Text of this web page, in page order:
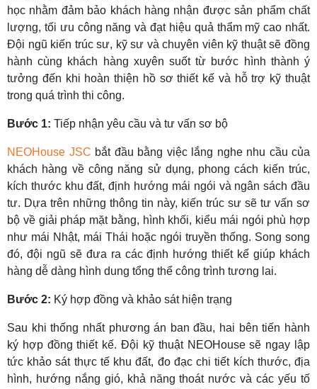
học nhằm đảm bảo khách hàng nhận được sản phẩm chất
lượng, tối ưu công năng và đạt hiệu quả thẩm mỹ cao nhất.
Đội ngũ kiến trúc sư, kỹ sư và chuyên viên kỹ thuật sẽ đồng
hành cùng khách hàng xuyên suốt từ bước hình thành ý
tưởng đến khi hoàn thiện hồ sơ thiết kế và hỗ trợ kỹ thuật
trong quá trình thi công.
Bước 1: Tiếp nhận yêu cầu và tư vấn sơ bộ
NEOHouse JSC bắt đầu bằng việc lắng nghe nhu cầu của
khách hàng về công năng sử dụng, phong cách kiến trúc,
kích thước khu đất, định hướng mái ngói và ngân sách đầu
tư. Dựa trên những thông tin này, kiến trúc sư sẽ tư vấn sơ
bộ về giải pháp mặt bằng, hình khối, kiểu mái ngói phù hợp
như mái Nhật, mái Thái hoặc ngói truyền thống. Song song
đó, đội ngũ sẽ đưa ra các định hướng thiết kế giúp khách
hàng dễ dàng hình dung tổng thể công trình tương lai.
Bước 2: Ký hợp đồng và khảo sát hiện trạng
Sau khi thống nhất phương án ban đầu, hai bên tiến hành
ký hợp đồng thiết kế. Đội kỹ thuật NEOHouse sẽ ngay lập
tức khảo sát thực tế khu đất, đo đạc chi tiết kích thước, địa
hình, hướng nắng gió, khả năng thoát nước và các yếu tố